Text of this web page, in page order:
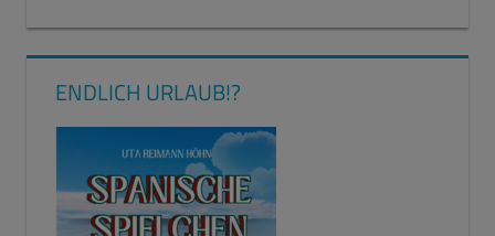
ENDLICH URLAUB!?